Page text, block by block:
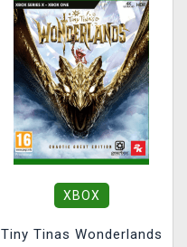
XBOX
Tiny Tinas Wonderlands